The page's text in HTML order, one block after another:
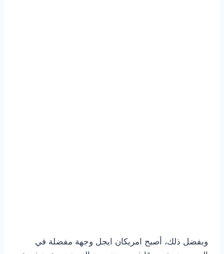
وبفضل ذلك، أصبح امريكان ايجل وجهة مفضلة في